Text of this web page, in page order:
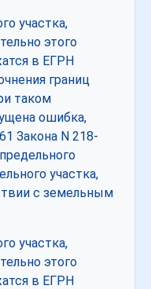
участка,
этого
в ЕГРН
границ
таком
ошибка,
Закона N 218-
участка,
с земельным
участка,
этого
в ЕГРН